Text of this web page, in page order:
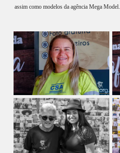
assim como modelos da agência Mega Model.